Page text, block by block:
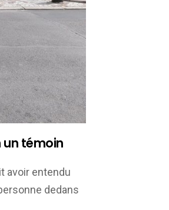
un témoin
avoir entendu
dedans